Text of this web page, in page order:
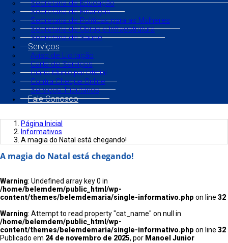
Secretaria de Educação
Secretaria de Finanças
Secretaria de Políticas para as Mulheres
Secretaria de Obras e Infraestrutura
Secretaria de Saúde
Serviços
Aviso de Licitação
Carta de Serviços
Diário Municipal Oficial
Contra Cheque Online
Serviços Tributários
Fale Conosco
Página Inicial
Informativos
A magia do Natal está chegando!
A magia do Natal está chegando!
Warning: Undefined array key 0 in
/home/belemdem/public_html/wp-
content/themes/belemdemaria/single-informativo.php on line 32
Warning: Attempt to read property "cat_name" on null in
/home/belemdem/public_html/wp-
content/themes/belemdemaria/single-informativo.php on line 32
Publicado em 24 de novembro de 2025, por Manoel Junior